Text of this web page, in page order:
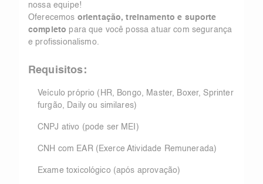
nossa equipe!
Oferecemos orientação, treinamento e suporte
completo para que você possa atuar com segurança
e profissionalismo.
Requisitos:
Veículo próprio (HR, Bongo, Master, Boxer, Sprinter
furgão, Daily ou similares)
CNPJ ativo (pode ser MEI)
CNH com EAR (Exerce Atividade Remunerada)
Exame toxicológico (após aprovação)